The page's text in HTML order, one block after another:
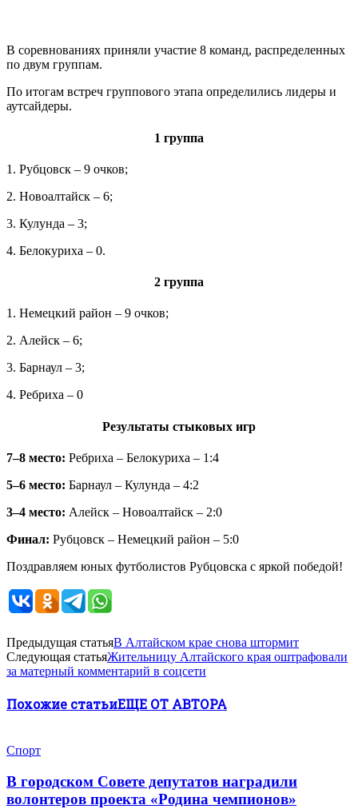
В соревнованиях приняли участие 8 команд, распределенных
по двум группам.
По итогам встреч группового этапа определились лидеры и
аутсайдеры.
1 группа
1. Рубцовск – 9 очков;
2. Новоалтайск – 6;
3. Кулунда – 3;
4. Белокуриха – 0.
2 группа
1. Немецкий район – 9 очков;
2. Алейск – 6;
3. Барнаул – 3;
4. Ребриха – 0
Результаты стыковых игр
7–8 место: Ребриха – Белокуриха – 1:4
5–6 место: Барнаул – Кулунда – 4:2
3–4 место: Алейск – Новоалтайск – 2:0
Финал: Рубцовск – Немецкий район – 5:0
Поздравляем юных футболистов Рубцовска с яркой победой!
Предыдущая статьяВ Алтайском крае снова штормит
Следующая статьяЖительницу Алтайского края оштрафовали
за матерный комментарий в соцсети
Похожие статьиЕЩЕ ОТ АВТОРА
Спорт
В городском Совете депутатов наградили
волонтеров проекта «Родина чемпионов»